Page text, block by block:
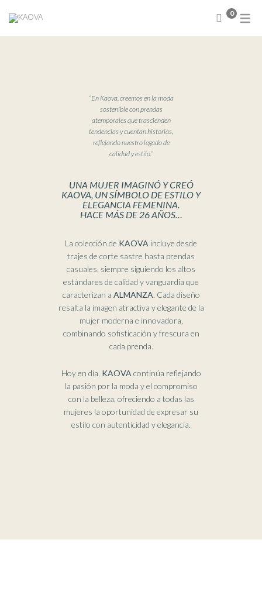
0
“En Kaova, creemos en la moda
sostenible con prendas
atemporales que trascienden
tendencias y cuentan historias,
reflejando nuestro legado de
calidad y estilo.”
UNA MUJER IMAGINÓ Y CREÓ
KAOVA, UN SÍMBOLO DE ESTILO Y
ELEGANCIA FEMENINA.
HACE MÁS DE 26 AÑOS…
La colección de KAOVA incluye desde
trajes de corte sastre hasta prendas
casuales, siempre siguiendo los altos
estándares de calidad y vanguardia que
caracterizan a ALMANZA. Cada diseño
resalta la imagen atractiva y elegante de la
mujer moderna e innovadora,
combinando sofisticación y frescura en
cada prenda.
Hoy en día, KAOVA continúa reflejando
la pasión por la moda y el compromiso
con la belleza, ofreciendo a todas las
mujeres la oportunidad de expresar su
estilo con autenticidad y elegancia.